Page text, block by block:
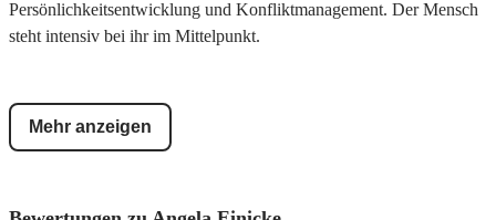
Persönlichkeitsentwicklung und Konfliktmanagement. Der Mensch
steht intensiv bei ihr im Mittelpunkt.
Mehr anzeigen